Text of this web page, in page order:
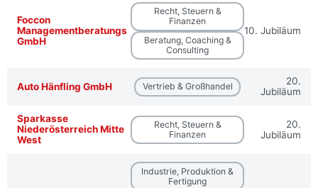
Foccon
Managementberatungs
GmbH
Recht, Steuern &
Finanzen
Beratung, Coaching &
Consulting
10. Jubiläum
Auto Hänfling GmbH Vertrieb & Großhandel
20.
Jubiläum
Sparkasse
Niederösterreich Mitte
West
Recht, Steuern &
Finanzen
20.
Jubiläum
Industrie, Produktion &
Fertigung